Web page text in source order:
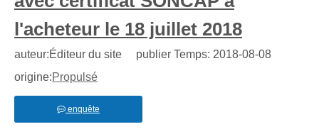
l'acheteur le 18 juillet 2018
auteur:Éditeur du site publier Temps: 2018-08-08
origine:Propulsé
enquête